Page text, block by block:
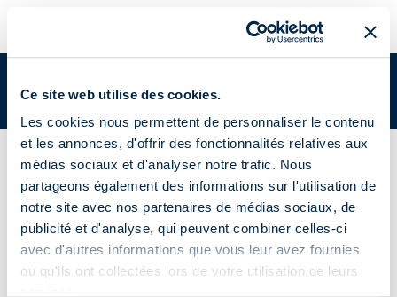
Ce site web utilise des cookies.
Les cookies nous permettent de personnaliser le contenu
et les annonces, d'offrir des fonctionnalités relatives aux
médias sociaux et d'analyser notre trafic. Nous
partageons également des informations sur l'utilisation de
notre site avec nos partenaires de médias sociaux, de
publicité et d'analyse, qui peuvent combiner celles-ci
avec d'autres informations que vous leur avez fournies
ou qu'ils ont collectées lors de votre utilisation de leurs
Vous êtes dans:Academy/Documents Academy
Relais monocanal et contact sec
META DRY CONTACT
SWITCH 7 | A510082